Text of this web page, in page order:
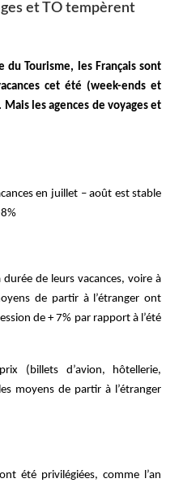
et TO tempèrent
Tourisme, les Français sont
cet été (week-ends et
les agences de voyages et
en juillet – août est stable
de leurs vacances, voire à
de partir à l’étranger ont
de + 7% par rapport à l’été
(billets d’avion, hôtellerie,
moyens de partir à l’étranger
été privilégiées, comme l’an